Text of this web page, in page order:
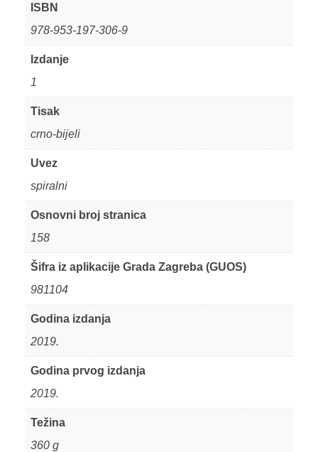
ISBN
978-953-197-306-9
Izdanje
1
Tisak
crno-bijeli
Uvez
spiralni
Osnovni broj stranica
158
Šifra iz aplikacije Grada Zagreba (GUOS)
981104
Godina izdanja
2019.
Godina prvog izdanja
2019.
Težina
360 g